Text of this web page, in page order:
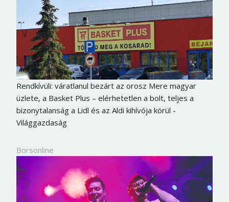
Rendkívüli: váratlanul bezárt az orosz Mere magyar
üzlete, a Basket Plus – elérhetetlen a bolt, teljes a
bizonytalanság a Lidl és az Aldi kihívója körül -
Világgazdaság
Borsonline